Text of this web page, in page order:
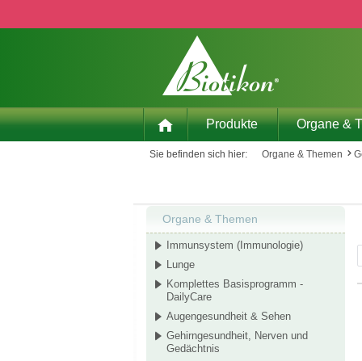
Produkte Organe &
Sie befinden sich hier: Organe & Themen
Organe & Themen
Immunsystem (Immunologie)
Lunge
Komplettes Basisprogramm -
DailyCare
Augengesundheit & Sehen
Gehirngesundheit, Nerven und
Gedächtnis